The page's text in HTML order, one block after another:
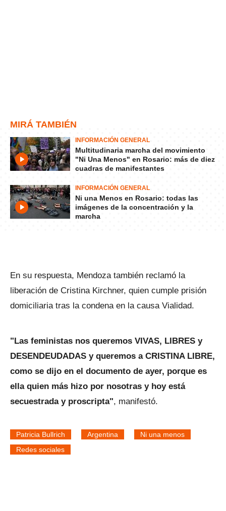
MIRÁ TAMBIÉN
INFORMACIÓN GENERAL
Multitudinaria marcha del movimiento
"Ni Una Menos" en Rosario: más de diez
cuadras de manifestantes
INFORMACIÓN GENERAL
Ni una Menos en Rosario: todas las
imágenes de la concentración y la
marcha
En su respuesta, Mendoza también reclamó la
liberación de Cristina Kirchner, quien cumple prisión
domiciliaria tras la condena en la causa Vialidad.
"Las feministas nos queremos VIVAS, LIBRES y
DESENDEUDADAS y queremos a CRISTINA LIBRE,
como se dijo en el documento de ayer, porque es
ella quien más hizo por nosotras y hoy está
secuestrada y proscripta", manifestó.
Patricia Bullrich Argentina
Ni una menos
Redes sociales